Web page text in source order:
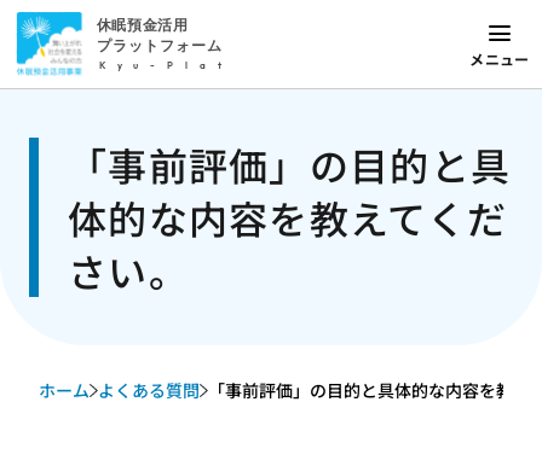
休眠預金活用
プラットフォーム
Kyu-Plat メニュー
「事前評価」の目的と具
体的な内容を教えてくだ
さい。
ホーム よくある質問 「事前評価」の目的と具体的な内容を教え